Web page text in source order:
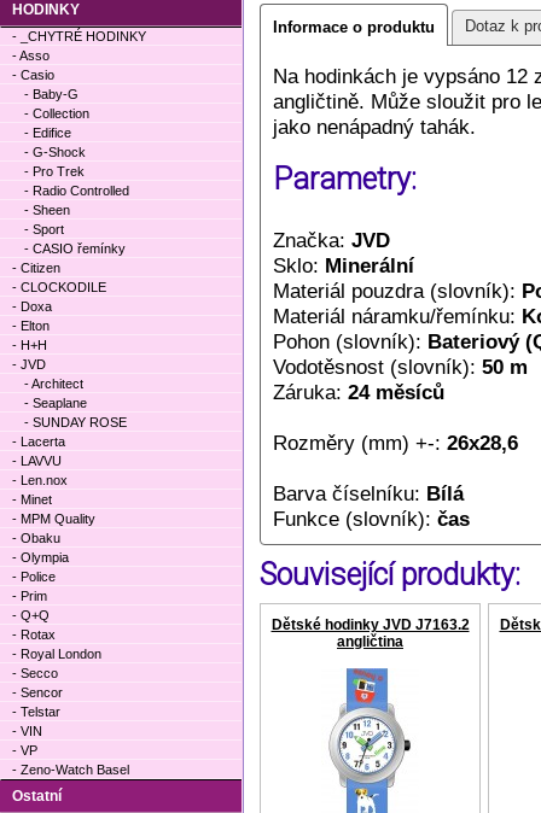
Informace o produktu Dotaz k
Na hodinkách je vypsáno
angličtině. Může sloužit pro
jako nenápadný tahák.
Parametry:
Značka: JVD
Sklo: Minerální
Materiál pouzdra (slovník):
Materiál náramku/řemínku:
Pohon (slovník): Bateriový
Vodotěsnost (slovník): 50 m
Záruka: 24 měsíců
Rozměry (mm) +-: 26x28,6
Barva číselníku: Bílá
Funkce (slovník): čas
Související produkty:
Dětské hodinky JVD J7163.2
angličtina
HODINKY
- _CHYTRÉ HODINKY
- Asso
- Casio
- Baby-G
- Collection
- Edifice
- G-Shock
- Pro Trek
- Radio Controlled
- Sheen
- Sport
- CASIO řemínky
- Citizen
- CLOCKODILE
- Doxa
- Elton
- H+H
- JVD
- Architect
- Seaplane
- SUNDAY ROSE
- Lacerta
- LAVVU
- Len.nox
- Minet
- MPM Quality
- Obaku
- Olympia
- Police
- Prim
- Q+Q
- Rotax
- Royal London
- Secco
- Sencor
- Telstar
- VIN
- VP
- Zeno-Watch Basel
Ostatní